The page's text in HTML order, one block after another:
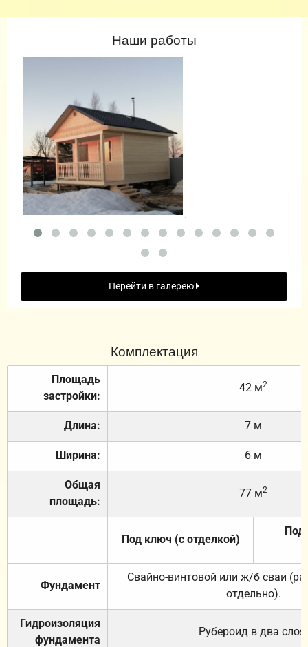
Наши работы
Перейти в галерею
Комплектация
Площадь
застройки:
42 м2
Длина: 7 м
Ширина: 6 м
Общая
площадь:
77 м2
Под ключ (с отделкой)
Под
Фундамент
Свайно-винтовой или ж/б сваи
отдельно).
Гидроизоляция
фундамента
Рубероид в два слоя.